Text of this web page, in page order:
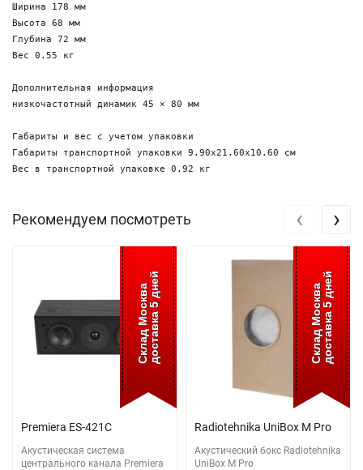
Ширина 178 мм
Высота 68 мм
Глубина 72 мм
Вес 0.55 кг
Дополнительная информация
низкочастотный динамик 45 × 80 мм
Габариты и вес с учетом упаковки
Габариты транспортной упаковки 9.90х21.60х10.60 см
Рекомендуем посмотреть
Склад Москвадоставка 5 дней
Premiera ES-421C
Акустическая система
центрального канала Premiera
Склад Москвадоставка 5 дней
Radiotehnika UniBox M Pro
Акустический бокс Radiotehnika
UniBox M Pro
‹ ›